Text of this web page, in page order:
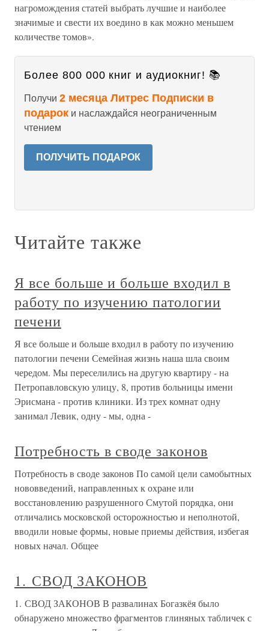
нагромождения статей выбрать лучшие и наиболее
значимые и свести их воедино в как можно меньшем
количестве томов».
Более 800 000 книг и аудиокниг! 📚
Получи 2 месяца Литрес Подписки в
подарок и наслаждайся неограниченным
чтением
ПОЛУЧИТЬ ПОДАРОК
Читайте также
Я все больше и больше входил в
работу по изучению патологии
печени
Я все больше и больше входил в работу по изучению
патологии печени Семейная жизнь наша шла своим
чередом. Мы переселились на другую квартиру - на
Петропавловскую улицу, 8, против больницы имени
Эрисмана - против клиники. Из трех комнат одну
занимал Левик, одну - мы, одна -
Потребность в своде законов
Потребность в своде законов По самой цели самобытных
нововведений, направленных к охране или
восстановлению разрушенного Смутой порядка, они
отличались московской осторожностью и неполнотой,
вводили новые формы, новые приемы действия, избегая
новых начал. Общее
1. СВОД ЗАКОНОВ
1. СВОД ЗАКОНОВ В развалинах Богазкёя было
обнаружено множество фрагментов глиняных табличек с